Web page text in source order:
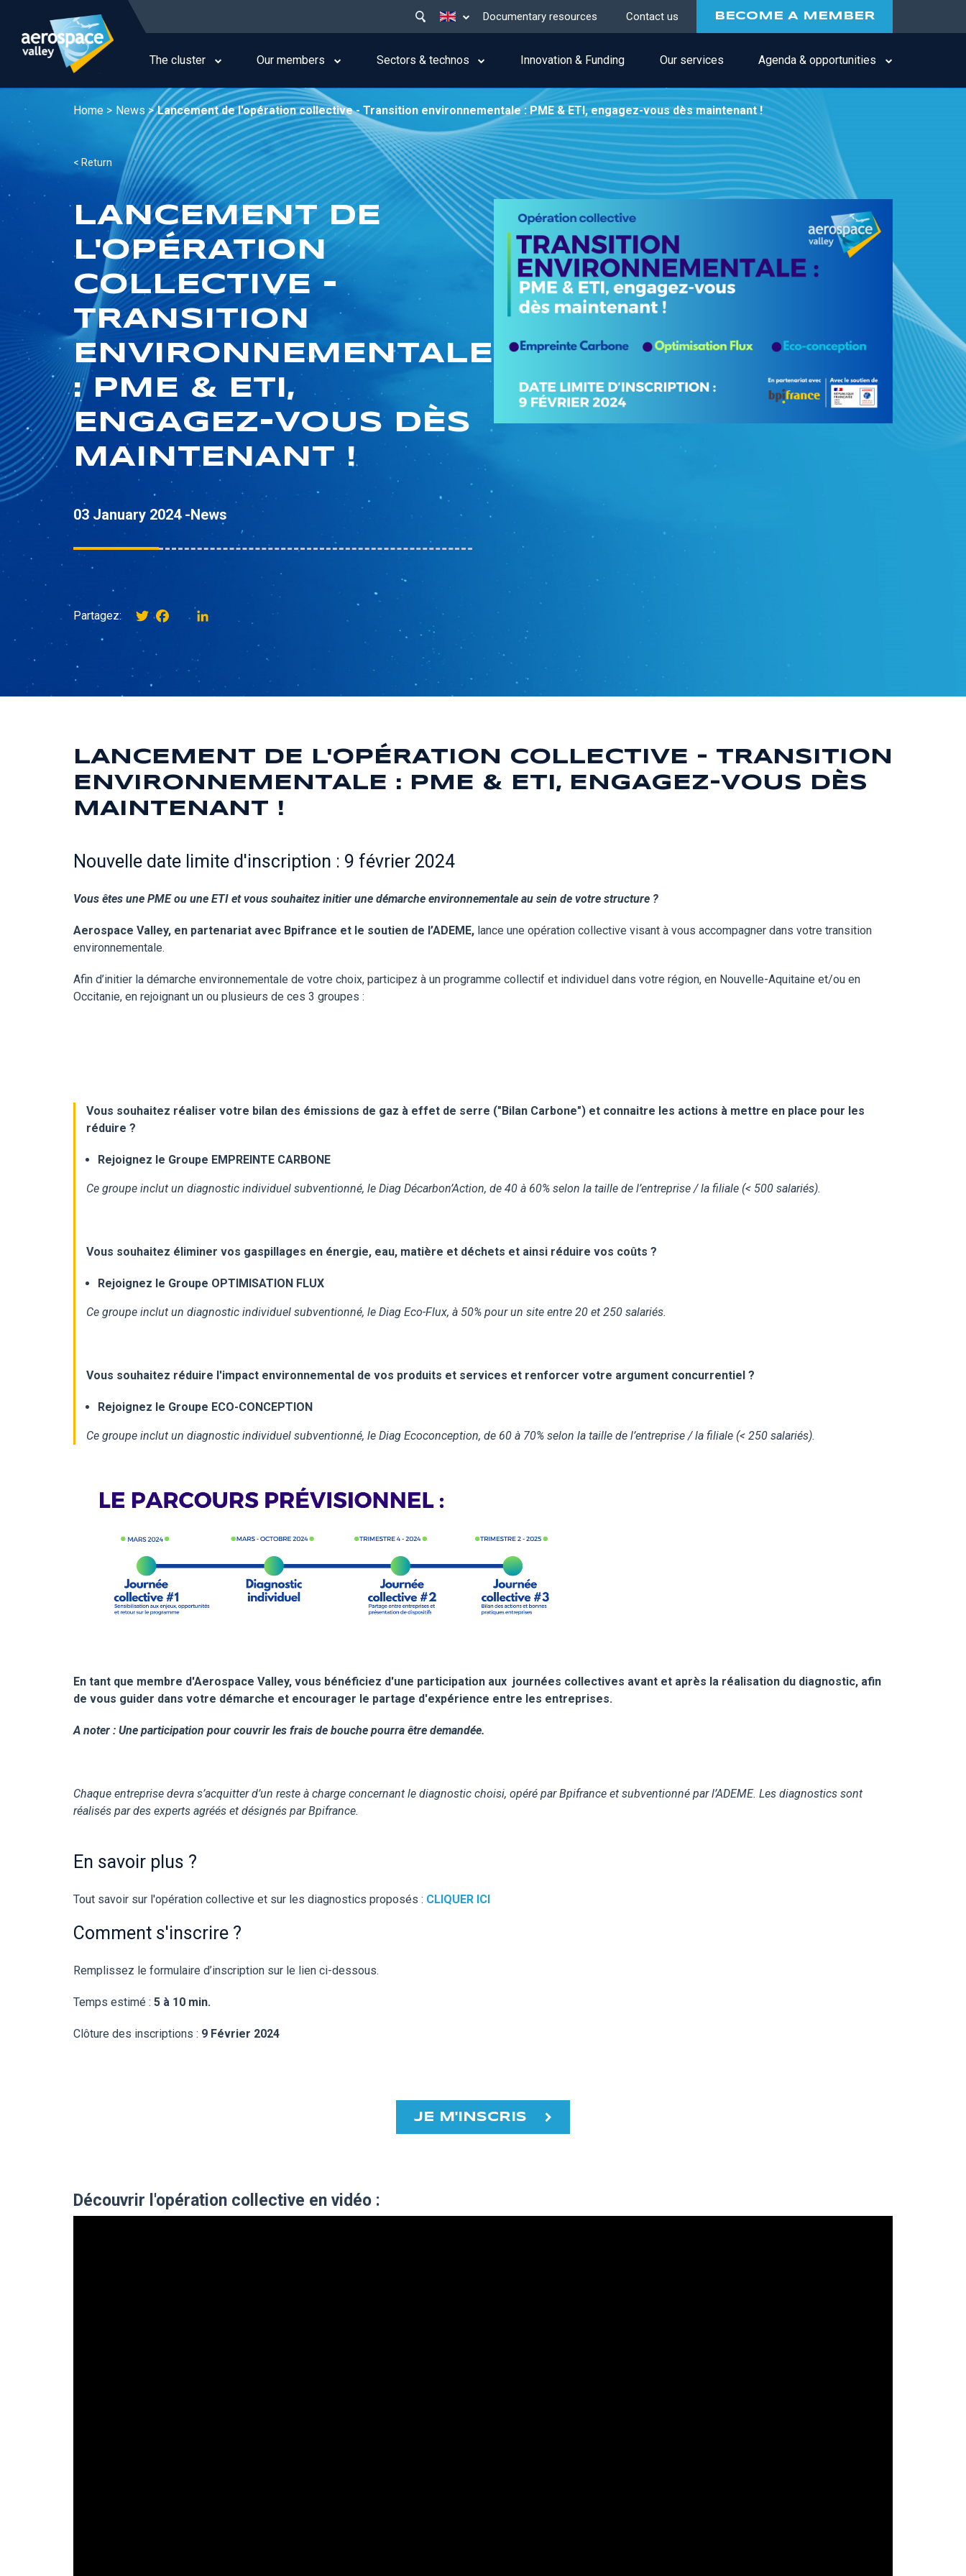
main
content
List additional actions
menu
top
Documentary resources Contact us BECOME A MEMBER
navigation
The cluster Our members Sectors & technos Innovation & Funding Our services Agenda & opportunities
Home > News > Lancement de l'opération collective - Transition environnementale : PME & ETI, engagez-vous dès maintenant !
< Return
LANCEMENT DE
L'OPÉRATION
COLLECTIVE -
TRANSITION
ENVIRONNEMENTALE
: PME & ETI,
ENGAGEZ-VOUS DÈS
MAINTENANT !
03 January 2024 -News
Partagez: TwitterFacebook
instagram
LANCEMENT DE L'OPÉRATION COLLECTIVE - TRANSITION
ENVIRONNEMENTALE : PME & ETI, ENGAGEZ-VOUS DÈS
MAINTENANT !
Nouvelle date limite d'inscription : 9 février 2024
Vous êtes une PME ou une ETI et vous souhaitez initier une démarche environnementale au sein de votre structure ?
Aerospace Valley, en partenariat avec Bpifrance et le soutien de l’ADEME, lance une opération collective visant à vous accompagner dans votre transition
environnementale.
Afin d’initier la démarche environnementale de votre choix, participez à un programme collectif et individuel dans votre région, en Nouvelle-Aquitaine et/ou en
Occitanie, en rejoignant un ou plusieurs de ces 3 groupes :
Vous souhaitez réaliser votre bilan des émissions de gaz à effet de serre ("Bilan Carbone") et connaitre les actions à mettre en place pour les
réduire ?
Rejoignez le Groupe EMPREINTE CARBONE
Ce groupe inclut un diagnostic individuel subventionné, le Diag Décarbon’Action, de 40 à 60% selon la taille de l’entreprise / la filiale (< 500 salariés).
Vous souhaitez éliminer vos gaspillages en énergie, eau, matière et déchets et ainsi réduire vos coûts ?
Rejoignez le Groupe OPTIMISATION FLUX
Ce groupe inclut un diagnostic individuel subventionné, le Diag Eco-Flux, à 50% pour un site entre 20 et 250 salariés.
Vous souhaitez réduire l'impact environnemental de vos produits et services et renforcer votre argument concurrentiel ?
Rejoignez le Groupe ECO-CONCEPTION
Ce groupe inclut un diagnostic individuel subventionné, le Diag Ecoconception, de 60 à 70% selon la taille de l’entreprise / la filiale (< 250 salariés).
En tant que membre d'Aerospace Valley, vous bénéficiez d'une participation aux journées collectives avant et après la réalisation du diagnostic, afin
de vous guider dans votre démarche et encourager le partage d'expérience entre les entreprises.
A noter : Une participation pour couvrir les frais de bouche pourra être demandée.
Chaque entreprise devra s’acquitter d’un reste à charge concernant le diagnostic choisi, opéré par Bpifrance et subventionné par l’ADEME. Les diagnostics sont
réalisés par des experts agréés et désignés par Bpifrance.
En savoir plus ?
Tout savoir sur l'opération collective et sur les diagnostics proposés : CLIQUER ICI
Comment s'inscrire ?
Remplissez le formulaire d’inscription sur le lien ci-dessous.
Temps estimé : 5 à 10 min.
Clôture des inscriptions : 9 Février 2024
JE M'INSCRIS
Découvrir l'opération collective en vidéo :